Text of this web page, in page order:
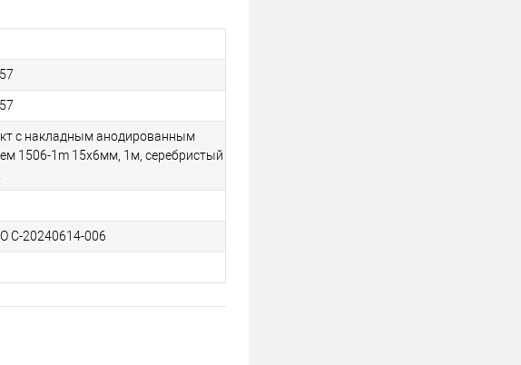
с накладным анодированным
1506-1m 15х6мм, 1м, серебристый
C-20240614-006